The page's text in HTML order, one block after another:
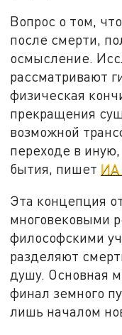
Вопрос о том,
после смерти,
осмысление.
рассматривают
физическая
прекращения
возможной
переходе в
бытия, пишет ИА
Эта концепция
многовековыми
философскими
разделяют
душу. Основная
финал земного
лишь началом